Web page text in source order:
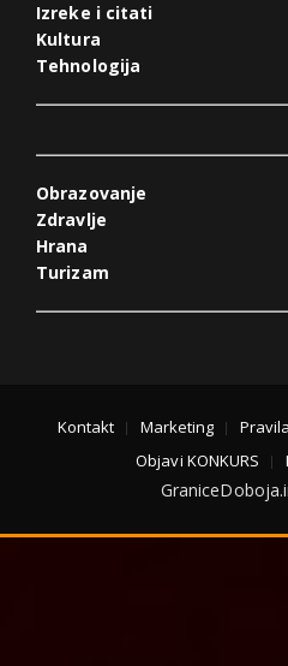
Izreke i citati
Kultura
Tehnologija
Obrazovanje
Zdravlje
Hrana
Turizam
Kontakt Marketing
Objavi KONKURS